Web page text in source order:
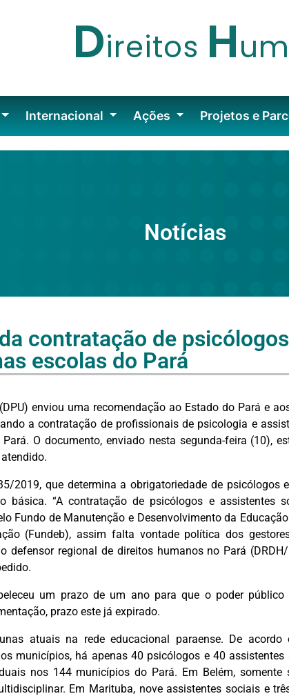
Direitos H
Internacional Ações Projetos e
Notícias
contratação de
escolas do Pará
enviou uma recomendação ao Estado do Pará e
a contratação de profissionais de psicologia e
O documento, enviado nesta segunda-feira (10),
2019, que determina a obrigatoriedade de psicólogos
básica. “A contratação de psicólogos e assistentes
Fundo de Manutenção e Desenvolvimento da
(Fundeb), assim falta vontade política dos
defensor regional de direitos humanos no Pará
um prazo de um ano para que o poder público
prazo este já expirado.
atuais na rede educacional paraense. De
municípios, há apenas 40 psicólogos e 40 assistentes
nos 144 municípios do Pará. Em Belém, somente
Em Marituba, nove assistentes sociais e